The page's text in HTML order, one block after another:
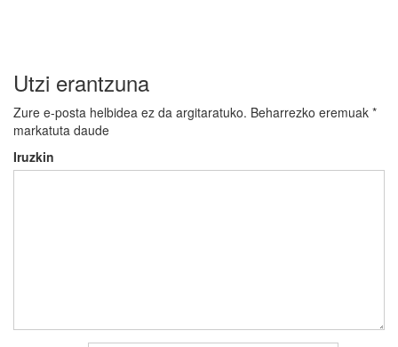
Utzi erantzuna
Zure e-posta helbidea ez da argitaratuko. Beharrezko eremuak *
markatuta daude
Iruzkin